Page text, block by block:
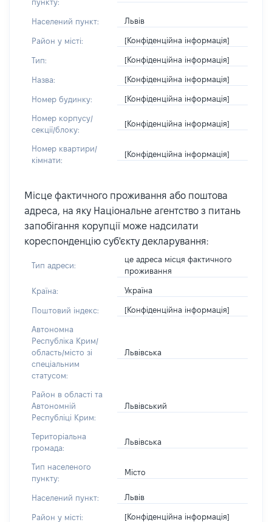
пункту:
Населений пункт: Львів
Район у місті: [Конфіденційна інформація]
Тип: [Конфіденційна інформація]
Назва: [Конфіденційна інформація]
Номер будинку: [Конфіденційна інформація]
Номер корпусу/
секції/блоку:
[Конфіденційна інформація]
Номер квартири/
кімнати:
[Конфіденційна інформація]
Місце фактичного проживання або поштова
адреса, на яку Національне агентство з питань
запобігання корупції може надсилати
кореспонденцію суб'єкту декларування:
Тип адреси:
це адреса місця фактичного
проживання
Країна: Україна
Поштовий індекс: [Конфіденційна інформація]
Автономна
Республіка Крим/
область/місто зі
спеціальним
статусом:
Львівська
Район в області та
Автономній
Республіці Крим:
Львівський
Територіальна
громада:
Львівська
Тип населеного
пункту:
Місто
Населений пункт: Львів
Район у місті: [Конфіденційна інформація]